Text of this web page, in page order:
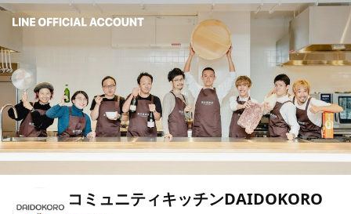
コミュニティキッチンDAIDOKORO